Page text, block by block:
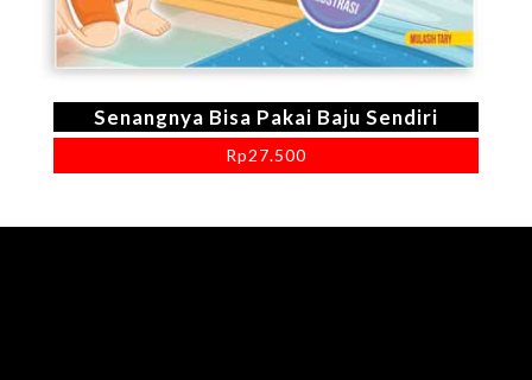
Senangnya Bisa Pakai Baju Sendiri
Rp27.500